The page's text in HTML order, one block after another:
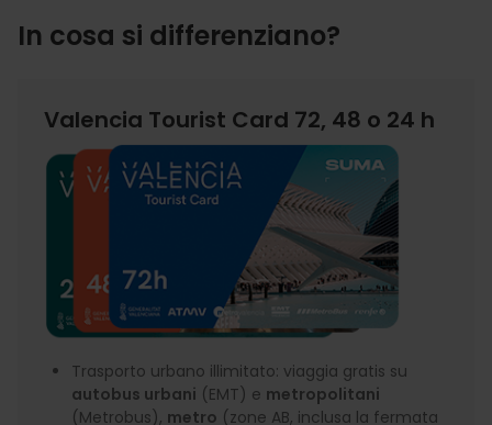
In cosa si differenziano?
Valencia Tourist Card 72, 48 o 24 h
Trasporto urbano illimitato: viaggia gratis su
autobus urbani (EMT) e metropolitani
(Metrobus), metro (zone AB, inclusa la fermata